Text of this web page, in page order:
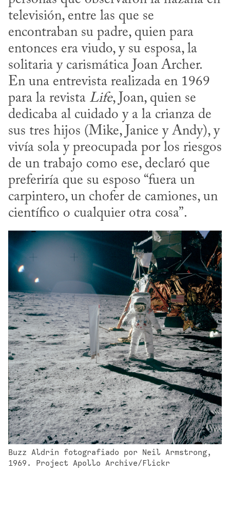
televisión, entre las que se
encontraban su padre, quien para
entonces era viudo, y su esposa, la
solitaria y carismática Joan Archer.
En una entrevista realizada en 1969
para la revista Life, Joan, quien se
dedicaba al cuidado y a la crianza de
sus tres hijos (Mike, Janice y Andy), y
vivía sola y preocupada por los riesgos
de un trabajo como ese, declaró que
preferiría que su esposo “fuera un
carpintero, un chofer de camiones, un
científico o cualquier otra cosa”.
Buzz Aldrin fotografiado por Neil Armstrong,
1969. Project Apollo Archive/Flickr